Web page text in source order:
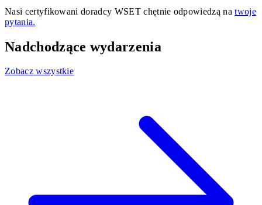
Nasi certyfikowani doradcy WSET chętnie odpowiedzą natwoje
pytania.
Nadchodzące wydarzenia
Zobacz wszystkie